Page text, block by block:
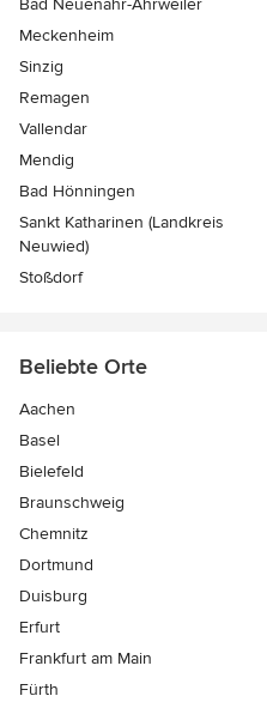
Bad Neuenahr-Ahrweiler
Meckenheim
Sinzig
Remagen
Vallendar
Mendig
Bad Hönningen
Sankt Katharinen (Landkreis
Neuwied)
Stoßdorf
Beliebte Orte
Aachen
Basel
Bielefeld
Braunschweig
Chemnitz
Dortmund
Duisburg
Erfurt
Frankfurt am Main
Fürth